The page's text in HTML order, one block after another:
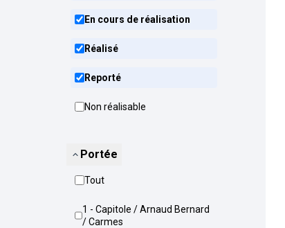
En cours de réalisation
Réalisé
Reporté
Non réalisable
Portée
Tout
1 - Capitole / Arnaud Bernard
/ Carmes